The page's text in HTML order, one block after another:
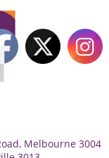
Melbourne 3004